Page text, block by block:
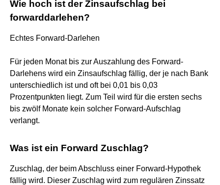
Wie hoch ist der Zinsaufschlag bei
forwarddarlehen?
Echtes Forward-Darlehen
Für jeden Monat bis zur Auszahlung des Forward-
Darlehens wird ein Zinsaufschlag fällig, der je nach Bank
unterschiedlich ist und oft bei 0,01 bis 0,03
Prozentpunkten liegt. Zum Teil wird für die ersten sechs
bis zwölf Monate kein solcher Forward-Aufschlag
verlangt.
Was ist ein Forward Zuschlag?
Zuschlag, der beim Abschluss einer Forward-Hypothek
fällig wird. Dieser Zuschlag wird zum regulären Zinssatz